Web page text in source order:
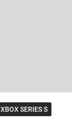
XBOX SERIES S